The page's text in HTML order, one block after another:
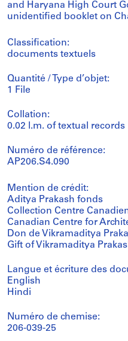
and Haryana High Court
unidentified booklet on
Classification:
documents textuels
Quantité / Type d’objet:
1 File
Collation:
0.02 l.m. of textual records
Numéro de référence:
AP206.S4.090
Mention de crédit:
Aditya Prakash fonds
Collection Centre
Canadian Centre for
Don de Vikramaditya
Gift of Vikramaditya
Langue et écriture des
English
Hindi
Numéro de chemise:
206-039-25